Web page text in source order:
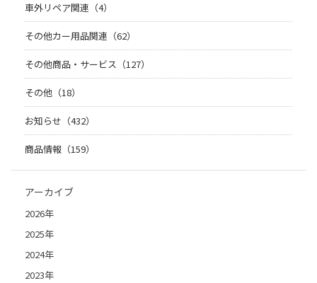
車外リペア関連（4）
その他カー用品関連（62）
その他商品・サービス（127）
その他（18）
お知らせ（432）
商品情報（159）
アーカイブ
2026年
2025年
2024年
2023年